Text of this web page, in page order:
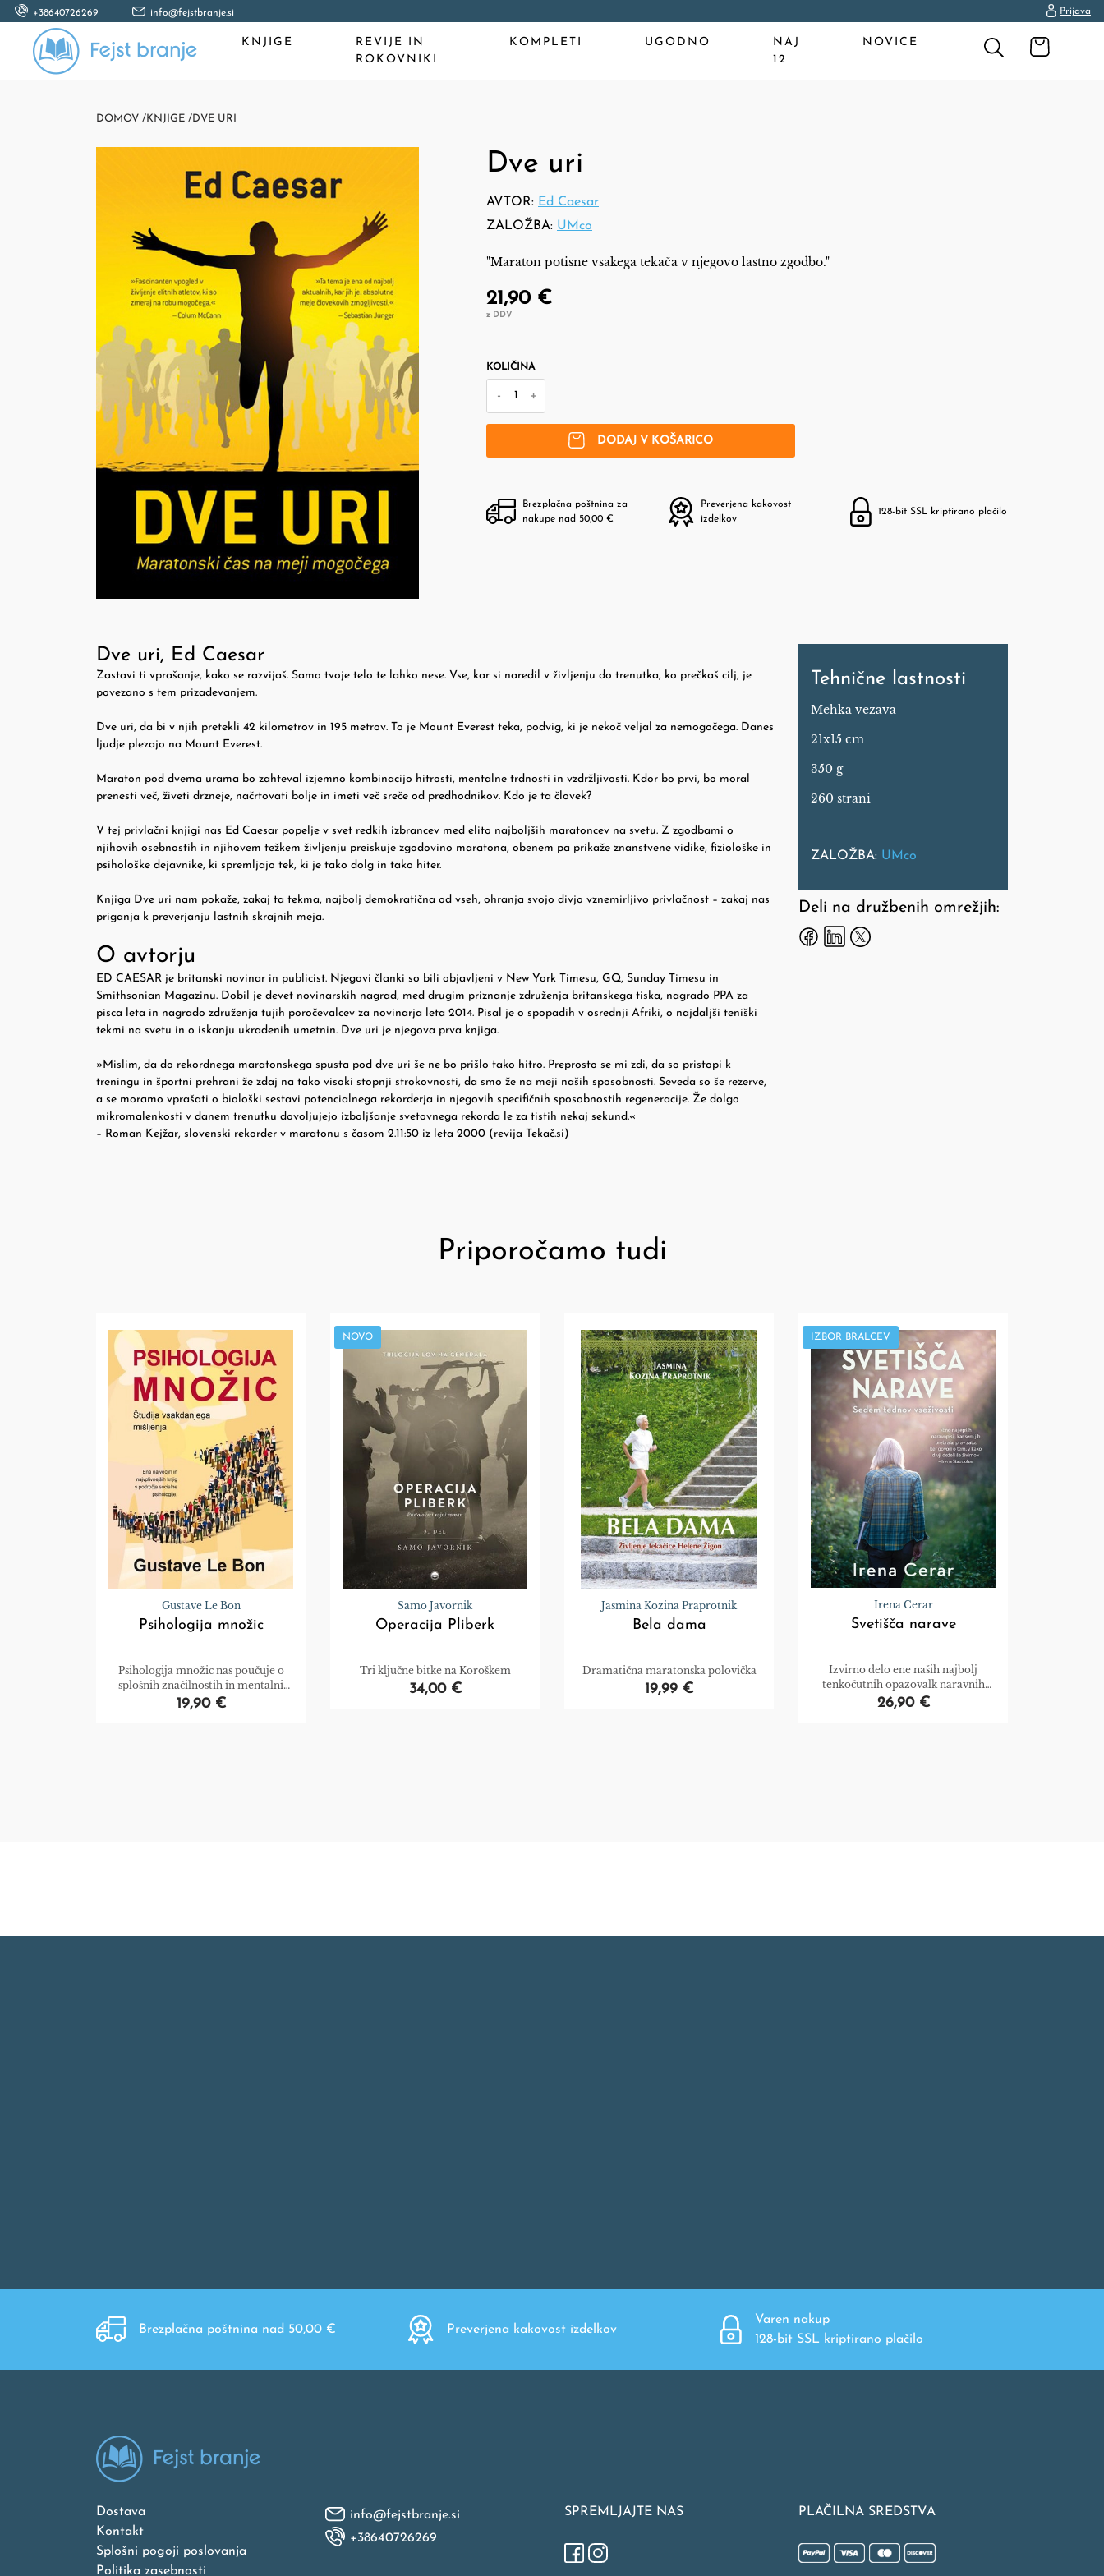
+38640726269 info@fejstbranje.si Prijava
KNJIGE
REVIJE IN
ROKOVNIKI
KOMPLETI UGODNO
NAJ
12
NOVICE
DOMOV /KNJIGE /DVE URI
Dve uri
AVTOR: Ed Caesar
ZALOŽBA: UMco
"Maraton potisne vsakega tekača v njegovo lastno zgodbo."
21,90 €
z DDV
KOLIČINA
- +
DODAJ V KOŠARICO
Brezplačna poštnina za
nakupe nad 50,00 €
Preverjena kakovost
izdelkov
128-bit SSL kriptirano plačilo
Dve uri, Ed Caesar
Zastavi ti vprašanje, kako se razvijaš. Samo tvoje telo te lahko nese. Vse, kar si naredil v življenju do trenutka, ko prečkaš cilj, je
povezano s tem prizadevanjem.
Dve uri, da bi v njih pretekli 42 kilometrov in 195 metrov. To je Mount Everest teka, podvig, ki je nekoč veljal za nemogočega. Danes
ljudje plezajo na Mount Everest.
Maraton pod dvema urama bo zahteval izjemno kombinacijo hitrosti, mentalne trdnosti in vzdržljivosti. Kdor bo prvi, bo moral
prenesti več, živeti drzneje, načrtovati bolje in imeti več sreče od predhodnikov. Kdo je ta človek?
V tej privlačni knjigi nas Ed Caesar popelje v svet redkih izbrancev med elito najboljših maratoncev na svetu. Z zgodbami o
njihovih osebnostih in njihovem težkem življenju preiskuje zgodovino maratona, obenem pa prikaže znanstvene vidike, fiziološke in
psihološke dejavnike, ki spremljajo tek, ki je tako dolg in tako hiter.
Knjiga Dve uri nam pokaže, zakaj ta tekma, najbolj demokratična od vseh, ohranja svojo divjo vznemirljivo privlačnost – zakaj nas
priganja k preverjanju lastnih skrajnih meja.
O avtorju
ED CAESAR je britanski novinar in publicist. Njegovi članki so bili objavljeni v New York Timesu, GQ, Sunday Timesu in
Smithsonian Magazinu. Dobil je devet novinarskih nagrad, med drugim priznanje združenja britanskega tiska, nagrado PPA za
pisca leta in nagrado združenja tujih poročevalcev za novinarja leta 2014. Pisal je o spopadih v osrednji Afriki, o najdaljši teniški
tekmi na svetu in o iskanju ukradenih umetnin. Dve uri je njegova prva knjiga.
»Mislim, da do rekordnega maratonskega spusta pod dve uri še ne bo prišlo tako hitro. Preprosto se mi zdi, da so pristopi k
treningu in športni prehrani že zdaj na tako visoki stopnji strokovnosti, da smo že na meji naših sposobnosti. Seveda so še rezerve,
a se moramo vprašati o biološki sestavi potencialnega rekorderja in njegovih specifičnih sposobnostih regeneracije. Že dolgo
mikromalenkosti v danem trenutku dovoljujejo izboljšanje svetovnega rekorda le za tistih nekaj sekund.«
– Roman Kejžar, slovenski rekorder v maratonu s časom 2.11:50 iz leta 2000 (revija Tekač.si)
Tehnične lastnosti
Mehka vezava
21x15 cm
350 g
260 strani
ZALOŽBA: UMco
Deli na družbenih omrežjih:
Priporočamo tudi
Gustave Le Bon
Psihologija množic
Psihologija množic nas poučuje o
splošnih značilnostih in mentalni
povezanosti množice.
19,90 €
NOVO
Samo Javornik
Operacija Pliberk
Tri ključne bitke na Koroškem
34,00 €
Jasmina Kozina Praprotnik
Bela dama
Dramatična maratonska polovička
19,99 €
IZBOR BRALCEV
Irena Cerar
Svetišča narave
Izvirno delo ene naših najbolj
tenkočutnih opazovalk naravnih
krajin.
26,90 €
Brezplačna poštnina nad 50,00 € Preverjena kakovost izdelkov
Varen nakup
128-bit SSL kriptirano plačilo
Dostava
Kontakt
Splošni pogoji poslovanja
Politika zasebnosti
info@fejstbranje.si
+38640726269
SPREMLJAJTE NAS PLAČILNA SREDSTVA